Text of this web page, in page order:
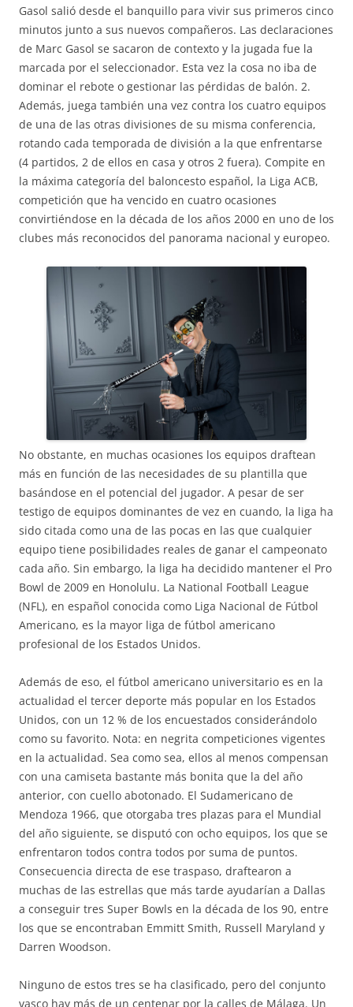
Gasol salió desde el banquillo para vivir sus primeros cinco
minutos junto a sus nuevos compañeros. Las declaraciones
de Marc Gasol se sacaron de contexto y la jugada fue la
marcada por el seleccionador. Esta vez la cosa no iba de
dominar el rebote o gestionar las pérdidas de balón. 2.
Además, juega también una vez contra los cuatro equipos
de una de las otras divisiones de su misma conferencia,
rotando cada temporada de división a la que enfrentarse
(4 partidos, 2 de ellos en casa y otros 2 fuera). Compite en
la máxima categoría del baloncesto español, la Liga ACB,
competición que ha vencido en cuatro ocasiones
convirtiéndose en la década de los años 2000 en uno de los
clubes más reconocidos del panorama nacional y europeo.
No obstante, en muchas ocasiones los equipos draftean
más en función de las necesidades de su plantilla que
basándose en el potencial del jugador. A pesar de ser
testigo de equipos dominantes de vez en cuando, la liga ha
sido citada como una de las pocas en las que cualquier
equipo tiene posibilidades reales de ganar el campeonato
cada año. Sin embargo, la liga ha decidido mantener el Pro
Bowl de 2009 en Honolulu. La National Football League
(NFL), en español conocida como Liga Nacional de Fútbol
Americano, es la mayor liga de fútbol americano
profesional de los Estados Unidos.
Además de eso, el fútbol americano universitario es en la
actualidad el tercer deporte más popular en los Estados
Unidos, con un 12 % de los encuestados considerándolo
como su favorito. Nota: en negrita competiciones vigentes
en la actualidad. Sea como sea, ellos al menos compensan
con una camiseta bastante más bonita que la del año
anterior, con cuello abotonado. El Sudamericano de
Mendoza 1966, que otorgaba tres plazas para el Mundial
del año siguiente, se disputó con ocho equipos, los que se
enfrentaron todos contra todos por suma de puntos.
Consecuencia directa de ese traspaso, draftearon a
muchas de las estrellas que más tarde ayudarían a Dallas
a conseguir tres Super Bowls en la década de los 90, entre
los que se encontraban Emmitt Smith, Russell Maryland y
Darren Woodson.
Ninguno de estos tres se ha clasificado, pero del conjunto
vasco hay más de un centenar por la calles de Málaga. Un